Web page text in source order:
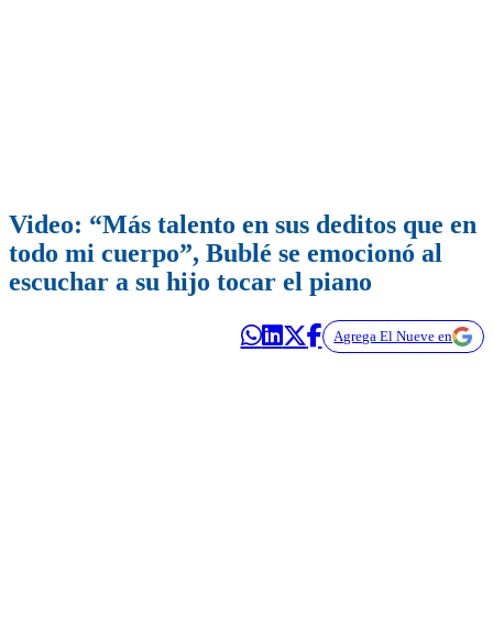
Video: “Más talento en sus deditos que en
todo mi cuerpo”, Bublé se emocionó al
escuchar a su hijo tocar el piano
Agrega El Nueve en